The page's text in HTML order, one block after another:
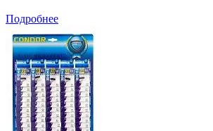
Подробнее